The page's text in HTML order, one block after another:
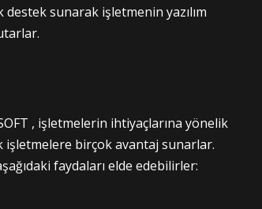
sunarak işletmenin yazılım
, işletmelerin ihtiyaçlarına yönelik
işletmelere birçok avantaj sunarlar.
faydaları elde edebilirler: